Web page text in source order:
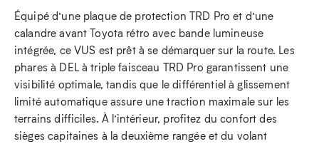
Équipé d’une plaque de protection TRD Pro et d’une
calandre avant Toyota rétro avec bande lumineuse
intégrée, ce VUS est prêt à se démarquer sur la route. Les
phares à DEL à triple faisceau TRD Pro garantissent une
visibilité optimale, tandis que le différentiel à glissement
limité automatique assure une traction maximale sur les
terrains difficiles. À l’intérieur, profitez du confort des
sièges capitaines à la deuxième rangée et du volant